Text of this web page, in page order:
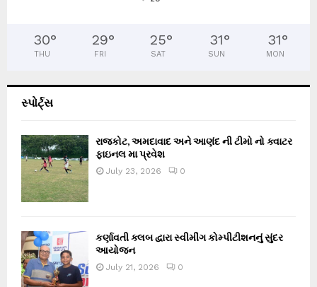
30°
THU
29°
FRI
25°
SAT
31°
SUN
31°
MON
સ્પોર્ટ્સ
રાજકોટ, અમદાવાદ અને આણંદ ની ટીમો નો ક્વાટર
ફાઇનલ મા પ્રવેશ
July 23, 2026 0
કર્ણાવતી ક્લબ દ્વારા સ્વીમીંગ કોમ્પીટીશનનું સુંદર
આયોજન
July 21, 2026 0